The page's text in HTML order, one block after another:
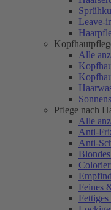
Leave-
Alle
Pflege nach
Alle
Anti-
Anti-
Feines